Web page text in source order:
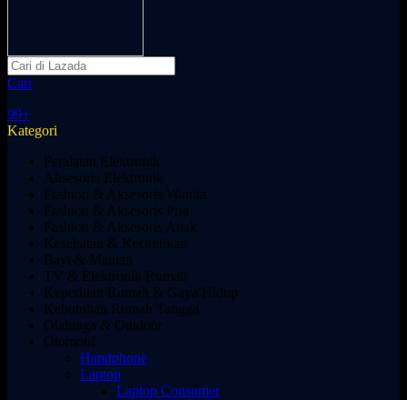
Cari
99+
Kategori
Peralatan Elektronik
Aksesoris Elektronik
Fashion & Aksesoris Wanita
Fashion & Aksesoris Pria
Fashion & Aksesoris Anak
Kesehatan & Kecantikan
Bayi & Mainan
TV & Elektronik Rumah
Keperluan Rumah & Gaya Hidup
Kebutuhan Rumah Tangga
Olahraga & Outdoor
Otomotif
Handphone
Laptop
Laptop Consumer